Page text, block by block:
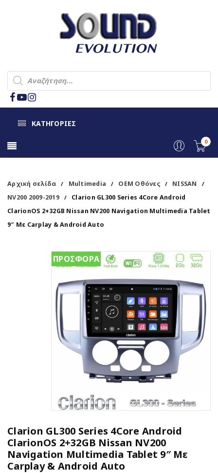
ΚΑΤΗΓΟΡΙΕΣ
0
Αρχική σελίδα / Multimedia / OEM Οθόνες / NISSAN /
NV200 2009-2019 /
Clarion GL300 Series 4Core Android
ClarionOS 2+32GB Nissan NV200 Navigation Multimedia Tablet
9″ Με Carplay & Android Auto
ΠΡΟΣΦΟΡΑ
Clarion GL300 Series 4Core Android
ClarionOS 2+32GB Nissan NV200
Navigation Multimedia Tablet 9″ Με
Carplay & Android Auto